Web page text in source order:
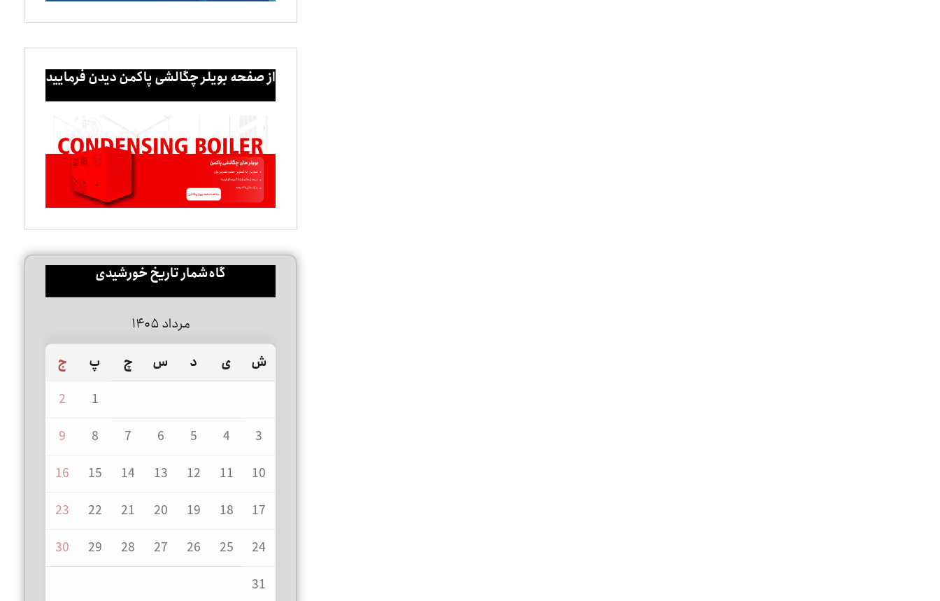
از صفحه بویلر چگالشی پاکمن دیدن فرمایید
گاه‌شمار تاریخ خورشیدی
مرداد ۱۴۰۵
ش
ی د س چ پ ج
1
2
3
4
5
6
7
8
9
10
11
12
13
14
15
16
17
18
19
20
21
22
23
24
25
26
27
28
29
30
31